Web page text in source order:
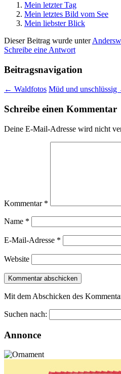
Mein letzter Tag
Mein letztes Bild vom See
Mein liebster Blick
Dieser Beitrag wurde unter
Schreibe eine Antwort
Beitragsnavigation
← Waldfotos Müd und unschlüssig
Schreibe einen Kommentar
Deine E-Mail-Adresse wird nicht
Kommentar *
Name *
E-Mail-Adresse *
Website
Mit dem Abschicken des
Suchen nach:
Annonce